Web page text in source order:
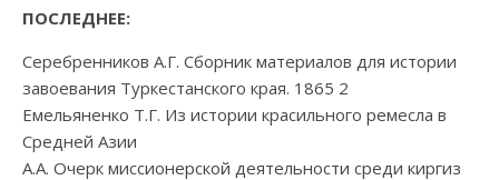
ПОСЛЕДНЕЕ:
Серебренников А.Г. Сборник материалов для истории
завоевания Туркестанского края. 1865 2
Емельяненко Т.Г. Из истории красильного ремесла в
Средней Азии
А.А. Очерк миссионерской деятельности среди киргиз